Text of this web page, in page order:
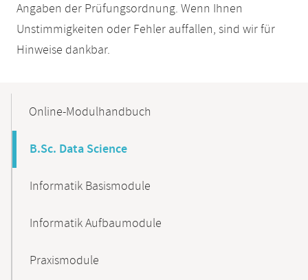
Angaben der Prüfungsordnung. Wenn Ihnen
Unstimmigkeiten oder Fehler auffallen, sind wir für
Hinweise dankbar.
NavigationOnline-Modulhandbuch
B.Sc. Data Science
Informatik Basismodule
Informatik Aufbaumodule
Praxismodule